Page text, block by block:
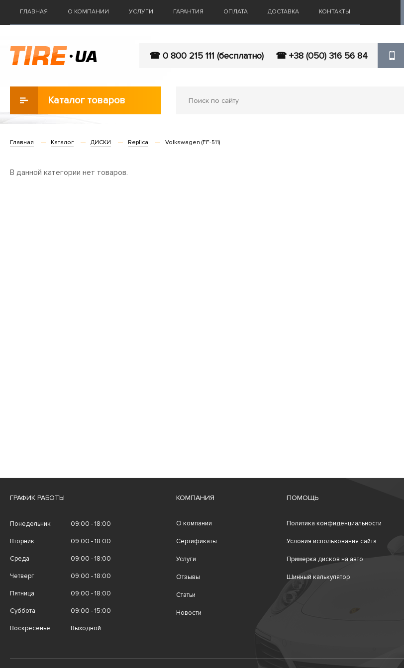
ГЛАВНАЯ О КОМПАНИИ УСЛУГИ ГАРАНТИЯ ОПЛАТА ДОСТАВКА КОНТАКТЫ
☎ 0 800 215 111 (бесплатно) ☎ +38 (050) 316 56 84
Каталог товаров
Главная Каталог ДИСКИ Replica Volkswagen (FF-511)
В данной категории нет товаров.
ГРАФИК РАБОТЫ
Понедельник 09:00 - 18:00
Вторник 09:00 - 18:00
Среда 09:00 - 18:00
Четверг 09:00 - 18:00
Пятница 09:00 - 18:00
Суббота 09:00 - 15:00
Воскресенье Выходной
КОМПАНИЯ
О компании
Сертификаты
Услуги
Отзывы
Статьи
Новости
ПОМОЩЬ
Политика конфиденциальности
Условия использования сайта
Примерка дисков на авто
Шинный калькулятор